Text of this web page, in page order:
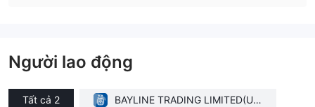
Người lao động
Tất cả 2
BAYLINE TRADING LIMITED(Uni